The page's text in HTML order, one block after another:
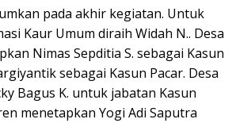
pada akhir kegiatan. Untuk
Kaur Umum diraih Widah N.. Desa
Nimas Sepditia S. sebagai Kasun
sebagai Kasun Pacar. Desa
Bagus K. untuk jabatan Kasun
menetapkan Yogi Adi Saputra